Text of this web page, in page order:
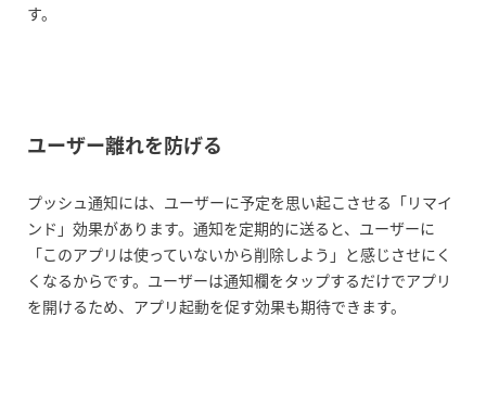
す。
ユーザー離れを防げる
プッシュ通知には、ユーザーに予定を思い起こさせる「リマイ
ンド」効果があります。通知を定期的に送ると、ユーザーに
「このアプリは使っていないから削除しよう」と感じさせにく
くなるからです。ユーザーは通知欄をタップするだけでアプリ
を開けるため、アプリ起動を促す効果も期待できます。